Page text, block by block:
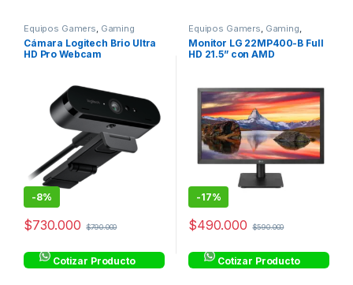
Equipos Gamers, Gaming
Cámara Logitech Brio Ultra
HD Pro Webcam
-8%
$730.000 $790.000
Cotizar Producto
Equipos Gamers, Gaming,
Monitores
Monitor LG 22MP400-B Full
HD 21.5” con AMD
-17%
$490.000 $590.000
Cotizar Producto